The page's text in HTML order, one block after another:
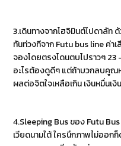
3.เดินทางจากโฮจิมินต์ไปดาลัท
ทันท่วงทีจาก Futu bus line ค่า
จองโดยตรงโดนตบไปราวๆ 23
อะไรต้องดูดีๆ แต่ถ้าบวกลบคูณห
ผลต่อจิตใจเหลือเกิน เงินหมื่นเ
4.Sleeping Bus ของ Futu
เวียดนามใต้ ใครนึกภาพไม่ออก